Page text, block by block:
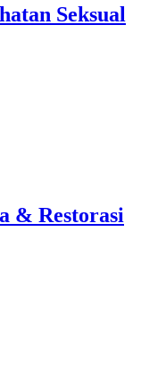
Seksual
& Restorasi